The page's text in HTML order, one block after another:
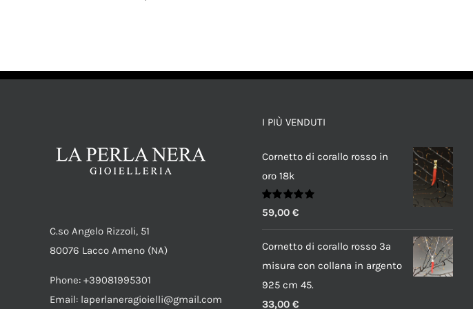
C.so Angelo Rizzoli, 51
80076 Lacco Ameno (NA)
Phone: +39081995301
Email: laperlaneragioielli@gmail.com
I PIÙ VENDUTI
Cornetto di corallo rosso in
oro 18k
Valutato
5.00 su 5
59,00 €
Cornetto di corallo rosso 3a
misura con collana in argento
925 cm 45.
33,00 €